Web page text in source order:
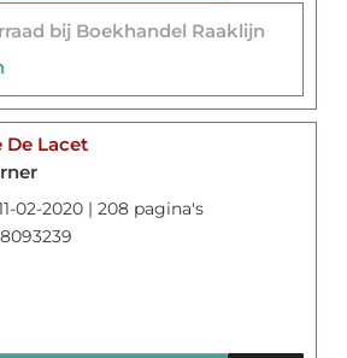
bij Boekhandel Raaklijn
De Lacet
02-2020 | 208 pagina's